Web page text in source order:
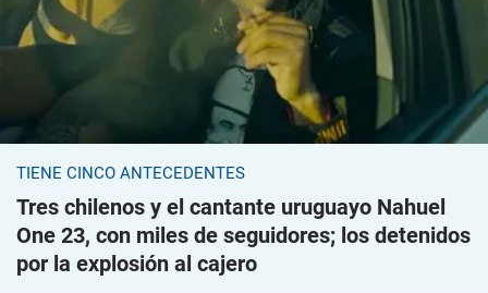
TIENE CINCO ANTECEDENTES
Tres chilenos y el cantante uruguayo Nahuel
One 23, con miles de seguidores; los detenidos
por la explosión al cajero